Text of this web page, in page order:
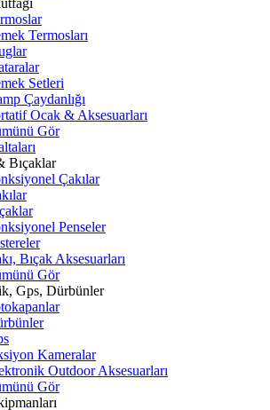
Termosları
Setleri
Çaydanlığı
Ocak & Aksesuarları
Gör
Bıçaklar
Çakılar
Penseler
Bıçak Aksesuarları
Gör
Gps, Dürbünler
Kameralar
Outdoor Aksesuarları
Gör